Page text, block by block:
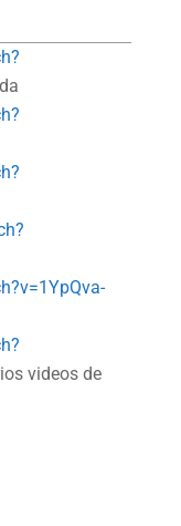
videos de